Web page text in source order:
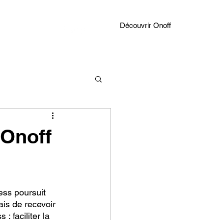
Découvrir Onoff
poursuit
de recevoir
: faciliter la